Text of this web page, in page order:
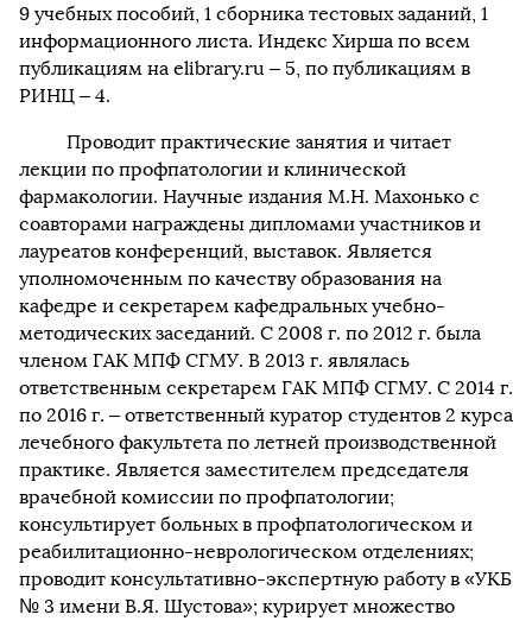
9 учебных пособий, 1 сборника тестовых заданий, 1
информационного листа. Индекс Хирша по всем
публикациям на elibrary.ru ‒ 5, по публикациям в
РИНЦ ‒ 4.
Проводит практические занятия и читает
лекции по профпатологии и клинической
фармакологии. Научные издания М.Н. Махонько с
соавторами награждены дипломами участников и
лауреатов конференций, выставок. Является
уполномоченным по качеству образования на
кафедре и секретарем кафедральных учебно-
методических заседаний. С 2008 г. по 2012 г. была
членом ГАК МПФ СГМУ. В 2013 г. являлась
ответственным секретарем ГАК МПФ СГМУ. С 2014 г.
по 2016 г. – ответственный куратор студентов 2 курса
лечебного факультета по летней производственной
практике. Является заместителем председателя
врачебной комиссии по профпатологии;
консультирует больных в профпатологическом и
реабилитационно-неврологическом отделениях;
проводит консультативно-экспертную работу в «УКБ
№ 3 имени В.Я. Шустова»; курирует множество